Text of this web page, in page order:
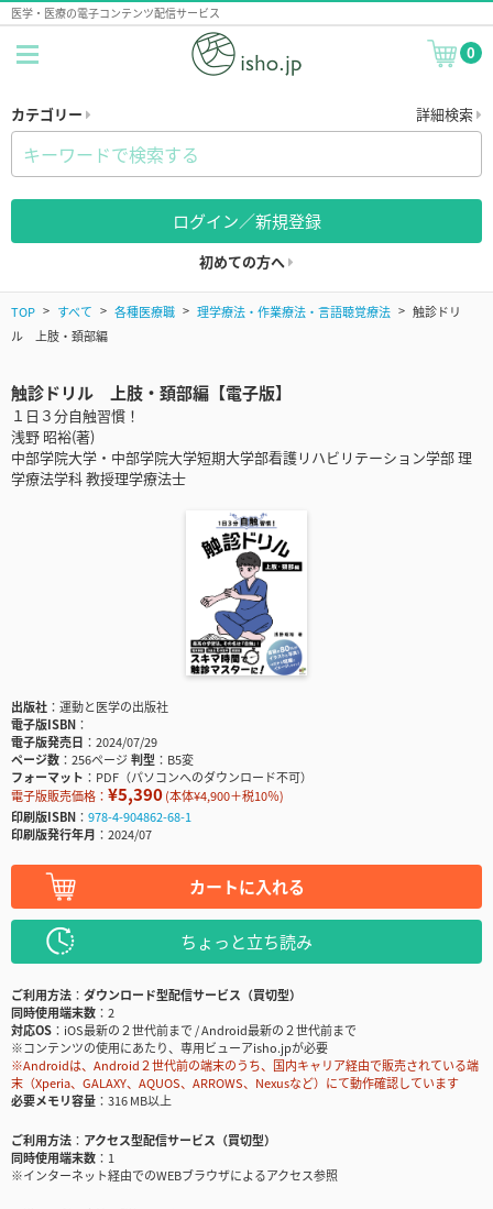
医学・医療の電子コンテンツ配信サービス
0
カテゴリー 詳細検索
ログイン／新規登録
初めての方へ
TOP すべて 各種医療職 理学療法・作業療法・言語聴覚療法
触診ドリ
ル 上肢・頚部編
触診ドリル 上肢・頚部編【電子版】
１日３分自触習慣！
浅野 昭裕(著)
中部学院大学・中部学院大学短期大学部看護リハビリテーション学部 理
学療法学科 教授理学療法士
出版社
運動と医学の出版社
電子版ISBN
電子版発売日
2024/07/29
ページ数
256ページ判型
B5変
フォーマット
PDF（パソコンへのダウンロード不可）
電子版販売価格： ¥5,390(本体¥4,900＋税10％)
印刷版ISBN
978-4-904862-68-1
印刷版発行年月
2024/07
カートに入れる
ちょっと立ち読み
ご利用方法
ダウンロード型配信サービス（買切型）
同時使用端末数
2
対応OS
iOS最新の２世代前まで / Android最新の２世代前まで
※コンテンツの使用にあたり、専用ビューアisho.jpが必要
※Androidは、Android２世代前の端末のうち、国内キャリア経由で販売されている端
末（Xperia、GALAXY、AQUOS、ARROWS、Nexusなど）にて動作確認しています
必要メモリ容量
316 MB以上
ご利用方法
アクセス型配信サービス（買切型）
同時使用端末数
1
※インターネット経由でのWEBブラウザによるアクセス参照